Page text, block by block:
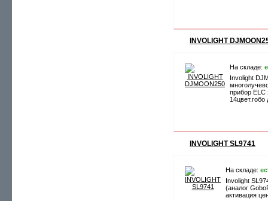
INVOLIGHT
На складе:
Involight
прибор ELC
INVOLIGHT SL9741
На складе:
Involight
(аналог
активация